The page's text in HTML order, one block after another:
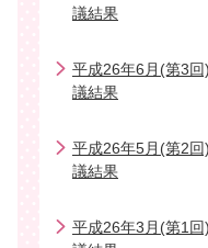
議結果
平成26年6月(第3
議結果
平成26年5月(第2
議結果
平成26年3月(第1